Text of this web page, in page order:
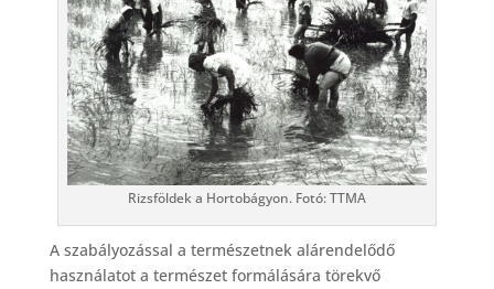
Rizsföldek a Hortobágyon. Fotó: TTMA
A szabályozással a természetnek alárendelődő
használatot a természet formálására törekvő